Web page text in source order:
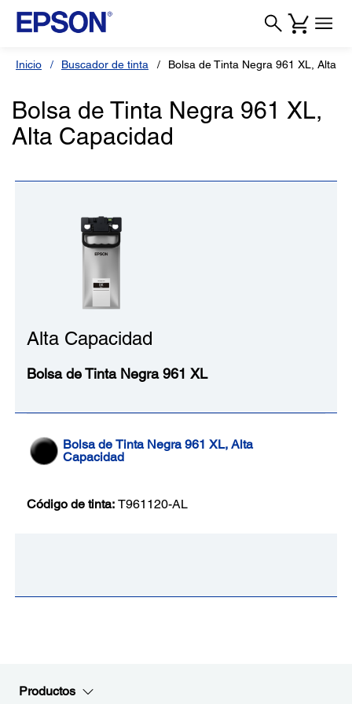
Inicio Buscador de tinta Bolsa de Tinta Negra 961 XL, Alta
Bolsa de Tinta Negra 961 XL,
Alta Capacidad
Alta Capacidad
Bolsa de Tinta Negra 961 XL
Bolsa de Tinta Negra 961 XL, Alta
Capacidad
Código de tinta: T961120-AL
Productos